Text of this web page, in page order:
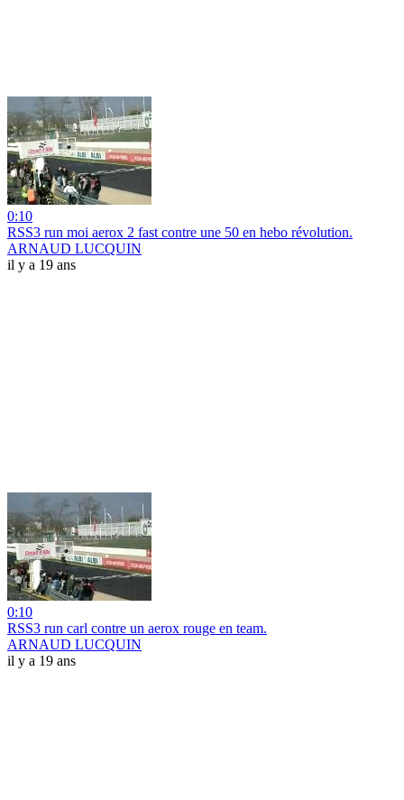
0:10
RSS3 run moi aerox 2 fast contre une 50 en hebo révolution.
ARNAUD LUCQUIN
il y a 19 ans
0:10
RSS3 run carl contre un aerox rouge en team.
ARNAUD LUCQUIN
il y a 19 ans